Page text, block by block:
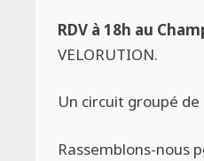
RDV à 18h au
VELORUTION.
Un circuit groupé de
Rassemblons-nous